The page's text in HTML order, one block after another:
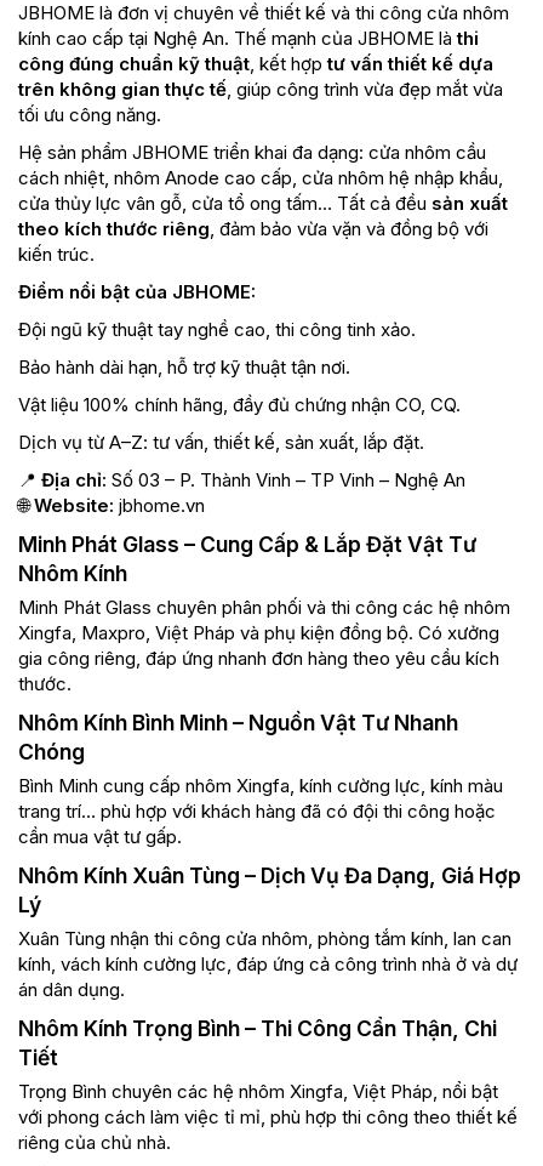
JBHOME là đơn vị chuyên về thiết kế và thi công cửa nhôm
kính cao cấp tại Nghệ An. Thế mạnh của JBHOME làthi
công đúng chuẩn kỹ thuật, kết hợptư vấn thiết kế dựa
trên không gian thực tế, giúp công trình vừa đẹp mắt vừa
tối ưu công năng.
Hệ sản phẩm JBHOME triển khai đa dạng: cửa nhôm cầu
cách nhiệt, nhôm Anode cao cấp, cửa nhôm hệ nhập khẩu,
cửa thủy lực vân gỗ, cửa tổ ong tấm… Tất cả đều sản xuất
theo kích thước riêng, đảm bảo vừa vặn và đồng bộ với
kiến trúc.
Điểm nổi bật của JBHOME:
Đội ngũ kỹ thuật tay nghề cao, thi công tinh xảo.
Bảo hành dài hạn, hỗ trợ kỹ thuật tận nơi.
Vật liệu 100% chính hãng, đầy đủ chứng nhận CO, CQ.
Dịch vụ từ A–Z: tư vấn, thiết kế, sản xuất, lắp đặt.
📍 Địa chỉ: Số 03 – P. Thành Vinh – TP Vinh – Nghệ An
🌐Website: jbhome.vn
Minh Phát Glass – Cung Cấp & Lắp Đặt Vật Tư
Nhôm Kính
Minh Phát Glass chuyên phân phối và thi công các hệ nhôm
Xingfa, Maxpro, Việt Pháp và phụ kiện đồng bộ. Có xưởng
gia công riêng, đáp ứng nhanh đơn hàng theo yêu cầu kích
thước.
Nhôm Kính Bình Minh – Nguồn Vật Tư Nhanh
Chóng
Bình Minh cung cấp nhôm Xingfa, kính cường lực, kính màu
trang trí… phù hợp với khách hàng đã có đội thi công hoặc
cần mua vật tư gấp.
Nhôm Kính Xuân Tùng – Dịch Vụ Đa Dạng, Giá Hợp
Lý
Xuân Tùng nhận thi công cửa nhôm, phòng tắm kính, lan can
kính, vách kính cường lực, đáp ứng cả công trình nhà ở và dự
án dân dụng.
Nhôm Kính Trọng Bình – Thi Công Cẩn Thận, Chi
Tiết
Trọng Bình chuyên các hệ nhôm Xingfa, Việt Pháp, nổi bật
với phong cách làm việc tỉ mỉ, phù hợp thi công theo thiết kế
riêng của chủ nhà.